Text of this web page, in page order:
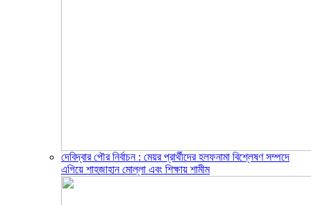
দেবিদ্বার পৌর নির্বাচন : মেয়র প্রার্থীদের হলফনামা বিশ্লেষণ সম্পদে
এগিয়ে শাহজাহান মোল্লা এবং শিক্ষায় শামীম